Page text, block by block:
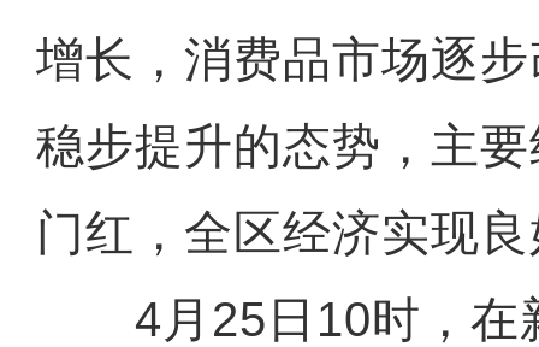
增长，消费品市场逐
稳步提升的态势，主
门红，全区经济实现
4月25日10时，在